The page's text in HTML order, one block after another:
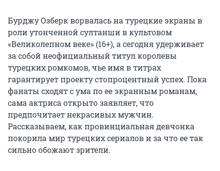
Бурджу Озберк ворвалась на турецкие экраны в
роли утонченной султанши в культовом
«Великолепном веке» (16+), а сегодня удерживает
за собой неофициальный титул королевы
турецких ромкомов, чье имя в титрах
гарантирует проекту стопроцентный успех. Пока
фанаты сходят с ума по ее экранным романам,
сама актриса открыто заявляет, что
предпочитает некрасивых мужчин.
Рассказываем, как провинциальная девчонка
покорила мир турецких сериалов и за что ее так
сильно обожают зрители.